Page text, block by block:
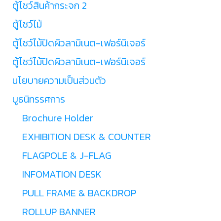
ตู้โชว์สินค้ากระจก 2
ตู้โชว์ไม้
ตู้โชว์ไม้ปิดผิวลามิเนต-เฟอร์นิเจอร์
ตู้โชว์ไม้ปิดผิวลามิเนต-เฟอร์นิเจอร์
นโยบายความเป็นส่วนตัว
บูธนิทรรศการ
Brochure Holder
EXHIBITION DESK & COUNTER
FLAGPOLE & J-FLAG
INFOMATION DESK
PULL FRAME & BACKDROP
ROLLUP BANNER